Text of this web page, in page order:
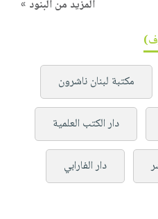
المزيد من البنود »
مكتبة لبنان ناشرون
دار الكتب العلمية
دار الفارابي